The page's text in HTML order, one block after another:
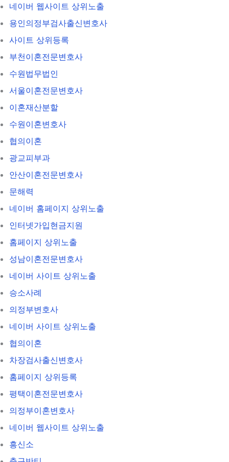
네이버 웹사이트 상위노출
용인의정부검사출신변호사
사이트 상위등록
부천이혼전문변호사
수원법무법인
서울이혼전문변호사
이혼재산분할
수원이혼변호사
협의이혼
광교피부과
안산이혼전문변호사
문해력
네이버 홈페이지 상위노출
인터넷가입현금지원
홈페이지 상위노출
성남이혼전문변호사
네이버 사이트 상위노출
승소사례
의정부변호사
네이버 사이트 상위노출
협의이혼
차장검사출신변호사
홈페이지 상위등록
평택이혼전문변호사
의정부이혼변호사
네이버 웹사이트 상위노출
흥신소